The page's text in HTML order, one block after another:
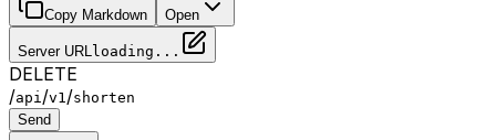
Copy Markdown Open
Server URL loading...
DELETE
/api /v1 /shorten
Send